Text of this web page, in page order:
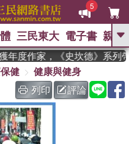
5
GO
東野圭吾 、 高希均教授回憶錄
Odyssey、 父親節 、 如果歷
群喵 、 暑期推薦 、 國際布克
漫遊錄、
代 、 數學女孩：黎曼猜想
迷走神經
三民東大 電子書 親子
度作家，《史坎德》系列帶
健
健康與健身
列印
評論